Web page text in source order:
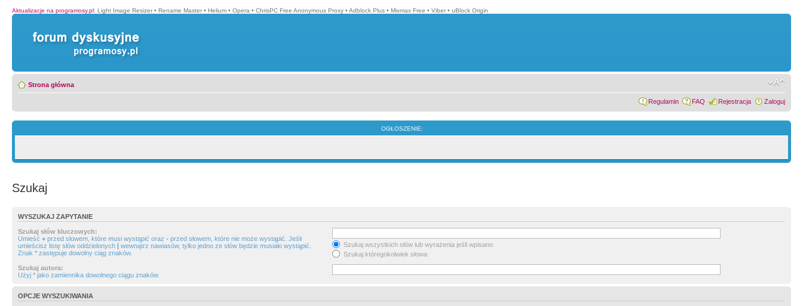
Aktualizacje na programosy.pl: Light Image Resizer • Rename Master • Helium • Opera • ChrisPC Free Anonymous Proxy • Adblock Plus • Mixmax Free • Viber • uBlock Origin
Strona główna
Regulamin FAQ Rejestracja Zaloguj
OGŁOSZENIE:
Szukaj
WYSZUKAJ ZAPYTANIE
Szukaj słów kluczowych:
Umieść + przed słowem, które musi wystąpić oraz - przed słowem, które nie może wystąpić. Jeśli
umieścisz listę słów oddzielonych | wewnątrz nawiasów, tylko jedno ze słów będzie musiało wystąpić.
Znak * zastępuje dowolny ciąg znaków.
Szukaj wszystkich słów lub wyrażenia jeśli wpisano
Szukaj któregokolwiek słowa
Szukaj autora:
Użyj * jako zamiennika dowolnego ciągu znaków.
OPCJE WYSZUKIWANIA